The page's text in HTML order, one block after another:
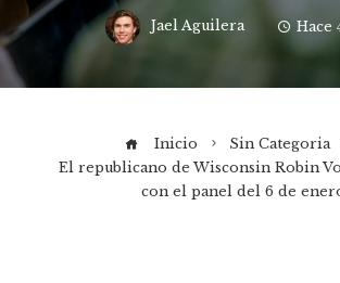
Jael Aguilera Hace
Inicio
Sin Categoria
El republicano de Wisconsin Robin
con el panel del 6 de